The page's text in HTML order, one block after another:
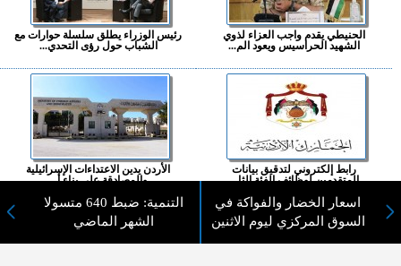
الحنيطي يقدم واجب العزاء لذوي
الشهيد الحراسيس ويعود الم...
رئيس الوزراء يطلق سلسلة حوارات مع
الشباب حول رؤى التحدي...
رابط إلكتروني لتدقيق بيانات
المتقدمين لوظائف الفئة الثا...
الأردن يدين الاعتداءات الإسرائيلية
والمصادقة على بناء أ...
المزيد ...
اسعار الخضار والفواكة في
السوق المركزي ليوم الاثنين
التنمية: ضبط 640 متسولا
الشهر الماضي